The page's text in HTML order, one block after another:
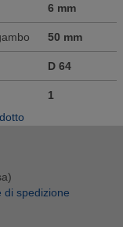
6 mm
50 mm
D 64
1
di spedizione